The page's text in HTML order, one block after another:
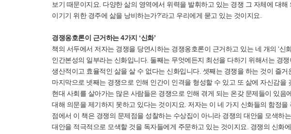
보기 때문이지요. 다양한 삶의 영역에서 위력을 발휘하고 있는 경쟁 그 자체에 대
이기기 위한 경주에 삶을 낭비하는가?’라고 우리에게 묻고 있는 것이지요.
경쟁옹호론이 근거하는 4가지 ‘신화’
책의 서두에서 저자는 경쟁을 당연시하는 경쟁옹호론이 근거하고 있는 네 개의 ‘신
인간본성의 일부라는 신화입니다. 둘째는 무엇에든지 최선을 다하기 위해서는 경
생산적이고 효율적인 삶을 살 수 없다는 신화입니다. 셋째는 경쟁을 하는 것이 즐
마지막으로 넷째는 경쟁으로 인해 인간이 인격을 형성할 수 있고 또 삶에 자신감을
현대 사회를 살아가는 많은 사람들은 경쟁으로 인해 겪게 되는 온갖 문제들이 있
대해 의문을 제기하지 못하고 있다는 것이지요. 저자는 이 네 가지 신화들의 함정을
점에서 이 책은 경쟁의 문제점을 성찰하는 수상집이 아니라 경쟁의 대안을 모색하
대안을 적극적으로 모색할 것을 독자들에게 주문하고 있는 것이지요. 경쟁의 신화